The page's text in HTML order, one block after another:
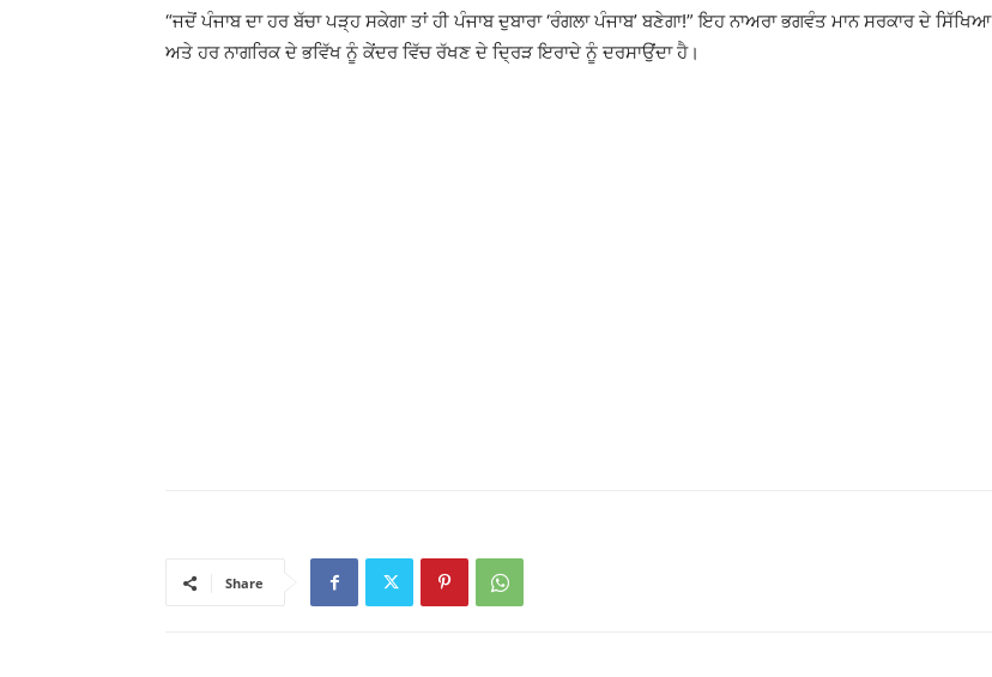
“ਜਦੋਂ ਪੰਜਾਬ ਦਾ ਹਰ ਬੱਚਾ ਪੜ੍ਹ ਸਕੇਗਾ ਤਾਂ ਹੀ ਪੰਜਾਬ ਦੁਬਾਰਾ ‘ਰੰਗਲਾ ਪੰਜਾਬ’ ਬਣੇਗਾ!” ਇਹ ਨਾਅਰਾ ਭਗਵੰਤ ਮਾਨ ਸਰਕਾਰ ਦੇ ਸਿੱਖਿਆ
ਅਤੇ ਹਰ ਨਾਗਰਿਕ ਦੇ ਭਵਿੱਖ ਨੂੰ ਕੇਂਦਰ ਵਿੱਚ ਰੱਖਣ ਦੇ ਦ੍ਰਿੜ ਇਰਾਦੇ ਨੂੰ ਦਰਸਾਉਂਦਾ ਹੈ।
Share